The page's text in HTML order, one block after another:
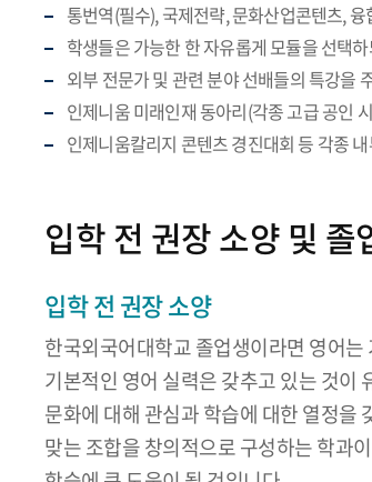
통번역(필수), 국제전략, 문화산업콘텐츠,
학생들은 가능한 한 자유롭게 모듈을 선택
외부 전문가 및 관련 분야 선배들의 특강을
인제니움 미래인재 동아리(각종 고급 공인
인제니움칼리지 콘텐츠 경진대회 등 각종
입학 전 권장 소양 및 졸
입학 전 권장 소양
한국외국어대학교 졸업생이라면 영어
기본적인 영어 실력은 갖추고 있는 것이
문화에 대해 관심과 학습에 대한 열정을
맞는 조합을 창의적으로 구성하는 학과